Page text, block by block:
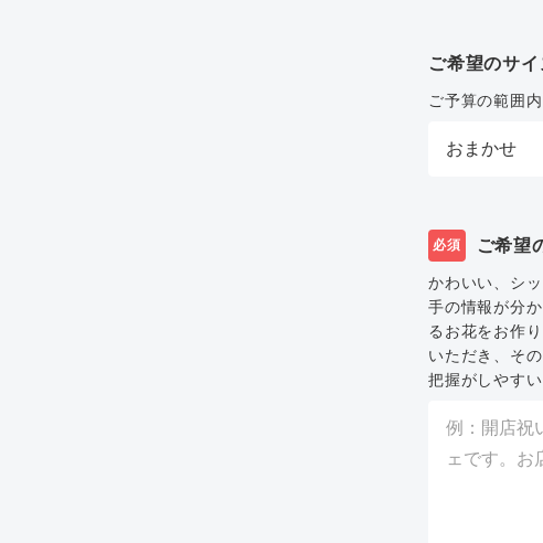
ご希望のサイ
ご予算の範囲
必須 ご希望
かわいい、シ
手の情報が分
るお花をお作
いただき、そ
把握がしやすい